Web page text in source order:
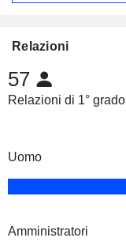
Relazioni
57
Relazioni di 1° grado
Uomo
Amministratori